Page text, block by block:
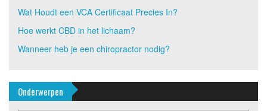
Wat Houdt een VCA Certificaat Precies In?
Hoe werkt CBD in het lichaam?
Wanneer heb je een chiropractor nodig?
Onderwerpen